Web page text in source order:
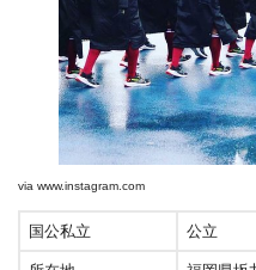
via www.instagram.com
国公私立 公立